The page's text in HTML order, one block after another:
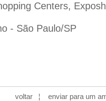
Centers,
- São Paulo/SP
voltar ¦ enviar para um